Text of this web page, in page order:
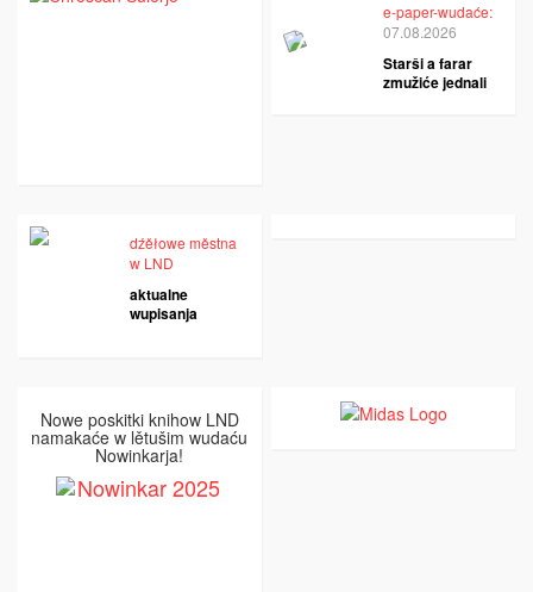
e-paper-wudaće:
07.08.2026
Starši a farar
zmužiće jednali
dźěłowe městna
w LND
aktualne
wupisanja
Nowe poskitki knihow LND
namakaće w lětušim wudaću
Nowinkarja!